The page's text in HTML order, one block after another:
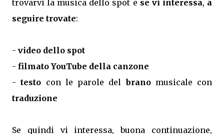
trovarvi la musica dello spot e se vi interessa, a
seguire trovate:
- video dello spot
- filmato YouTube della canzone
-testo con le parole delbranomusicale con
traduzione
Se quindi vi interessa, buona continuazione,